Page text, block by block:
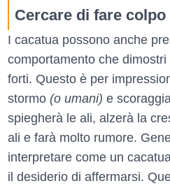
Cercare di fare colpo
I cacatua possono anche
comportamento che
forti. Questo è per
stormo (o umani) e
spiegherà le ali, alzerà la
ali e farà molto rumore.
interpretare come un
il desiderio di affermarsi.